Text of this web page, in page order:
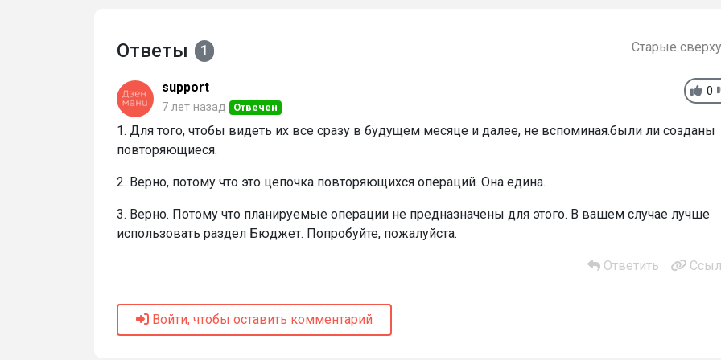
Ответы 1 Старые
0
support
7 лет назад Отвечен
1. Для того, чтобы видеть их все сразу в будущем месяце и далее, не вспоминая.были ли созданы
повторяющиеся.
2. Верно, потому что это цепочка повторяющихся операций. Она едина.
3. Верно. Потому что планируемые операции не предназначены для этого. В вашем случае лучше
использовать раздел Бюджет. Попробуйте, пожалуйста.
Ответить
Войти, чтобы оставить комментарий